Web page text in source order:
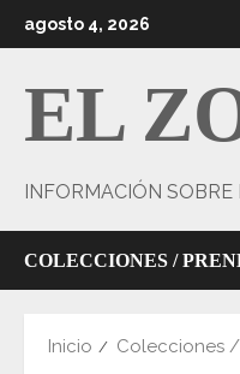
al
agosto 4, 2026
EL
INFORMACIÓN
COLECCIONES /
Inicio Colecciones